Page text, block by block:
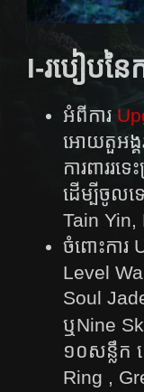
I-របៀបន
អំពីការ
អោយតួអង្គ
ការពាររទេ
ដើម្បីចូល
Tain
ចំពោះការ
Level
Soul
ឬNine
១០សន្លឹក
Ring ,